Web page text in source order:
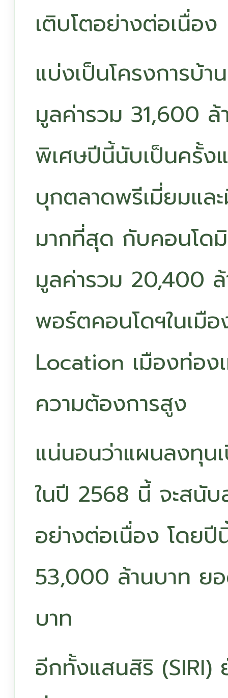
เติบโตอย่างต่อเนื่อง
แบ่งเป็นโครงการบ้า
มูลค่ารวม 31,600
พิเศษปีนี้นับเป็นครั้ง
บุกตลาดพรีเมี่ยมแล
มากที่สุด กับคอนโดมิ
มูลค่ารวม 20,400
พอร์ตคอนโดฯในเมื
Location เมืองท่อง
ความต้องการสูง
แน่นอนว่าแผนลงทุน
ในปี 2568 นี้ จะสนับ
อย่างต่อเนื่อง โดย
53,000 ล้านบาท ย
บาท
อีกทั้งแสนสิริ (SIRI)